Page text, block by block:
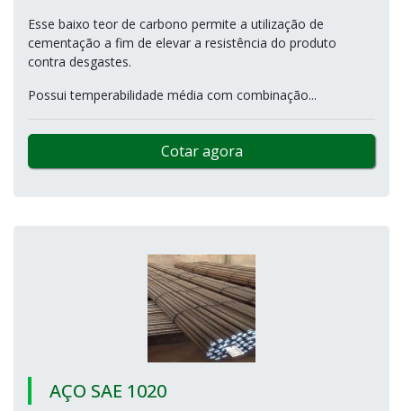
Esse baixo teor de carbono permite a utilização de
cementação a fim de elevar a resistência do produto
contra desgastes.
Possui temperabilidade média com combinação...
Cotar agora
AÇO SAE 1020